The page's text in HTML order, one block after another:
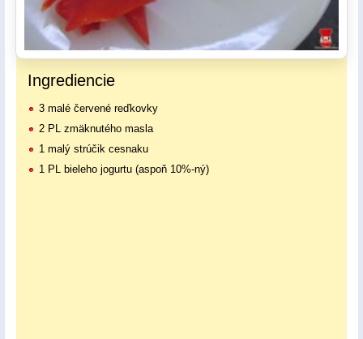
Ingrediencie
3 malé červené reďkovky
2 PL zmäknutého masla
1 malý strúčik cesnaku
1 PL bieleho jogurtu (aspoň 10%-ný)